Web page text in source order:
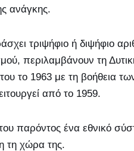
ανάγκης.
τριψήφιο ή διψήφιο
περιλαμβάνουν τη
το 1963 με τη βοήθεια
από το 1959.
παρόντος ένα εθνικό
τη χώρα της.